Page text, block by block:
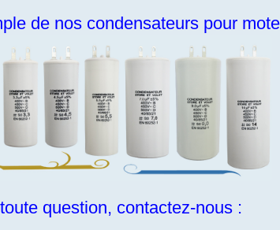
de nos condensateurs pour
question, contactez-nous :